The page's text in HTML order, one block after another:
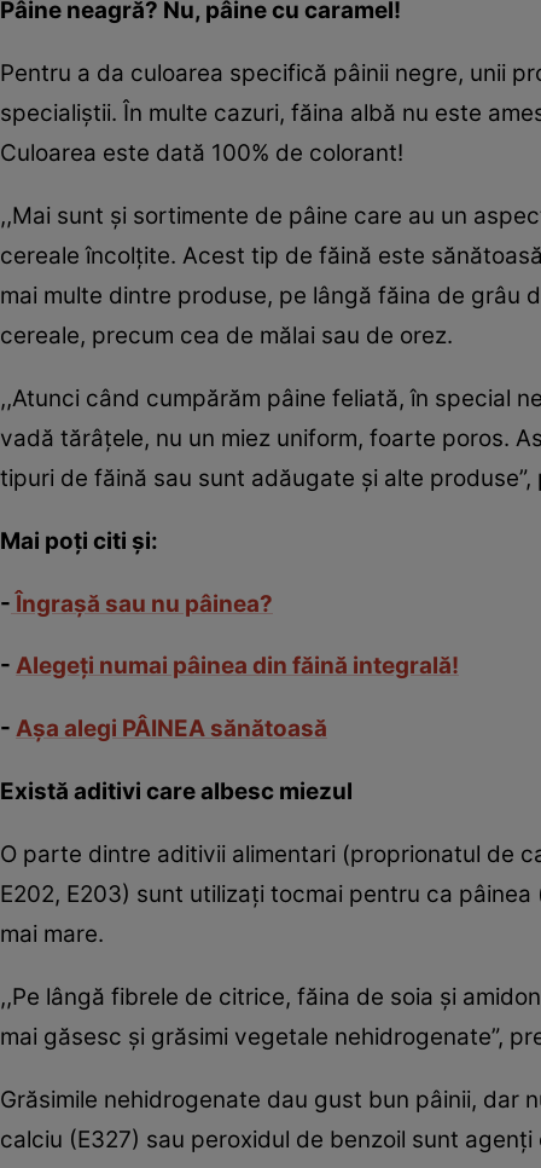
Pâine neagră? Nu, pâine cu caramel!
Pentru a da culoarea specifică pâinii negre, unii
specialiştii. În multe cazuri, făina albă nu este
Culoarea este dată 100% de colorant!
,,Mai sunt şi sortimente de pâine care au un
cereale încolţite. Acest tip de făină este
mai multe dintre produse, pe lângă făina de grâu
cereale, precum cea de mălai sau de orez.
,,Atunci când cumpărăm pâine feliată, în special
vadă tărâţele, nu un miez uniform, foarte poros.
tipuri de făină sau sunt adăugate şi alte
Mai poţi citi şi:
- Îngraşă sau nu pâinea?
- Alegeţi numai pâinea din făină integrală!
- Aşa alegi PÂINEA sănătoasă
Există aditivi care albesc miezul
O parte dintre aditivii alimentari (proprionatul de
E202, E203) sunt utilizaţi tocmai pentru ca
mai mare.
,,Pe lângă fibrele de citrice, făina de soia şi
mai găsesc şi grăsimi vegetale nehidrogenate”,
Grăsimile nehidrogenate dau gust bun pâinii, dar
calciu (E327) sau peroxidul de benzoil sunt